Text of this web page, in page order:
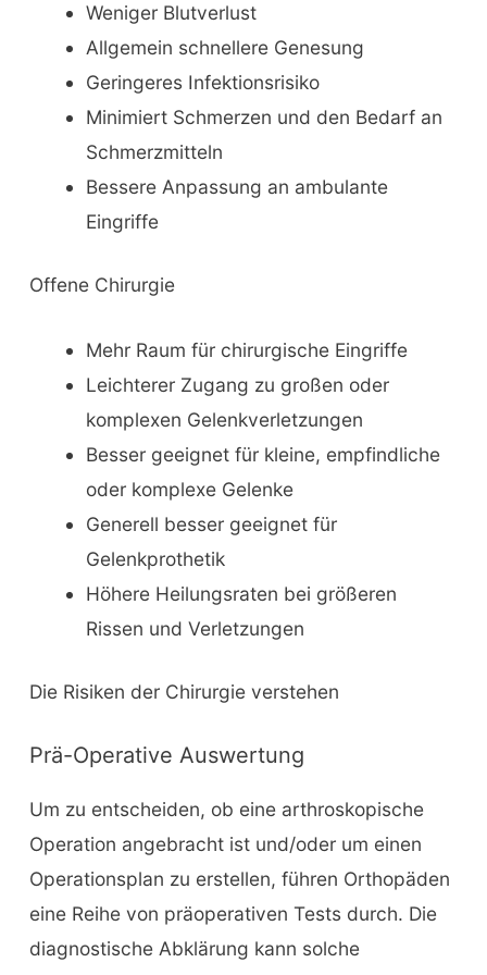
Weniger Blutverlust
Allgemein schnellere Genesung
Geringeres Infektionsrisiko
Minimiert Schmerzen und den Bedarf an
Schmerzmitteln
Bessere Anpassung an ambulante
Eingriffe
Offene Chirurgie
Mehr Raum für chirurgische Eingriffe
Leichterer Zugang zu großen oder
komplexen Gelenkverletzungen
Besser geeignet für kleine, empfindliche
oder komplexe Gelenke
Generell besser geeignet für
Gelenkprothetik
Höhere Heilungsraten bei größeren
Rissen und Verletzungen
Die Risiken der Chirurgie verstehen
Prä-Operative Auswertung
Um zu entscheiden, ob eine arthroskopische
Operation angebracht ist und/oder um einen
Operationsplan zu erstellen, führen Orthopäden
eine Reihe von präoperativen Tests durch. Die
diagnostische Abklärung kann solche